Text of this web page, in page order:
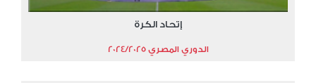
إتحاد الكرة
الدوري المصري 2024/2025